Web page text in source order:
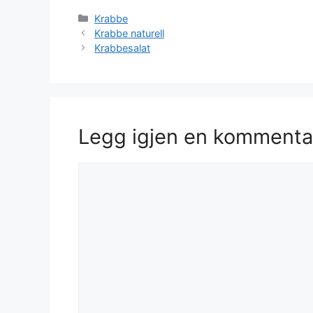
Kategorier
Krabbe
Krabbe naturell
Krabbesalat
Legg igjen en